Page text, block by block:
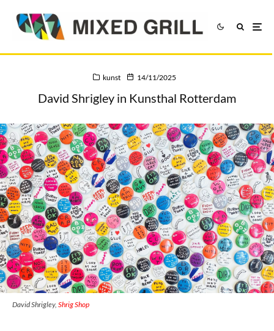
kunst 14/11/2025
David Shrigley in Kunsthal Rotterdam
David Shrigley, Shrig Shop